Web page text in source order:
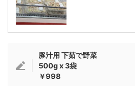
豚汁用 下茹で野菜
500g x 3袋
￥998